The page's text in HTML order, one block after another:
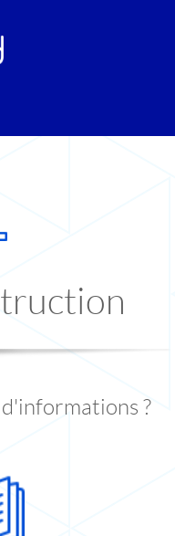
d'informations ?